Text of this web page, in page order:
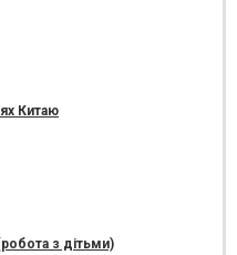
Китаю
з дітьми)